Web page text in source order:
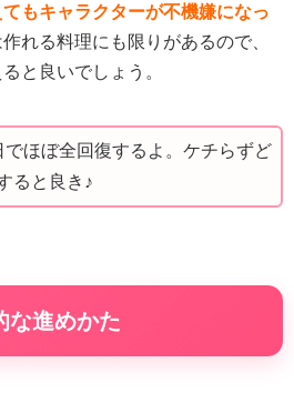
もキャラクターが不機嫌になっ
れる料理にも限りがあるので、
と良いでしょう。
でほぼ全回復するよ。ケチらずど
ると良き♪
な進めかた